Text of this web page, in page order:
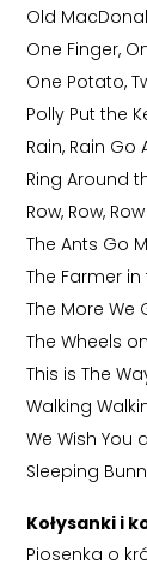
Old
One Finger,
One Potato,
Polly Put the
Rain, Rain Go
Ring Around
Row, Row,
The Ants Go
The Farmer in
The More We
The Wheels
This is The
Walking
We Wish You
Sleeping
Kołysanki i
Piosenka o